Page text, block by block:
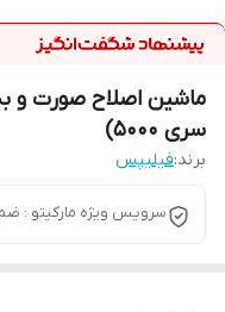
سری 5000)
برند:فیلیپس
سرویس ویژه مارکیتو :